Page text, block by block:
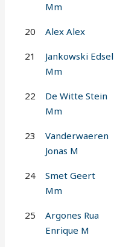
Mm
20 Alex Alex
21
Jankowski Edsel
Mm
22
De Witte Stein
Mm
23
Vanderwaeren
Jonas M
24
Smet Geert
Mm
25
Argones Rua
Enrique M